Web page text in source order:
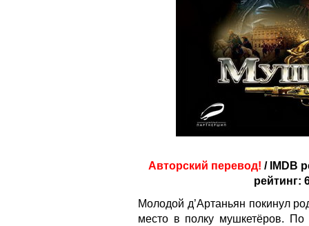
Авторский перевод! / IMDB
рейтинг:
Молодой д’Артаньян покинул
место в полку мушкетёров. По